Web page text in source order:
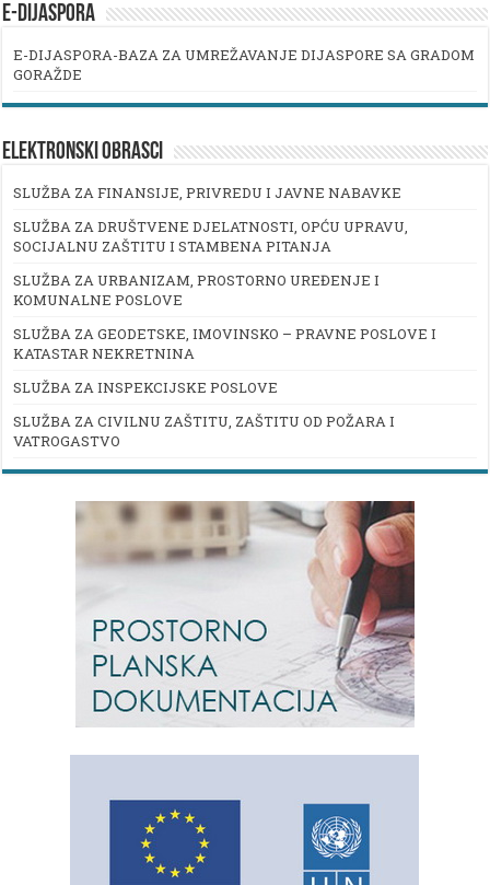
E-DIJASPORA
E-DIJASPORA-BAZA ZA UMREŽAVANJE DIJASPORE SA GRADOM
GORAŽDE
ELEKTRONSKI OBRASCI
SLUŽBA ZA FINANSIJE, PRIVREDU I JAVNE NABAVKE
SLUŽBA ZA DRUŠTVENE DJELATNOSTI, OPĆU UPRAVU,
SOCIJALNU ZAŠTITU I STAMBENA PITANJA
SLUŽBA ZA URBANIZAM, PROSTORNO UREĐENJE I
KOMUNALNE POSLOVE
SLUŽBA ZA GEODETSKE, IMOVINSKO – PRAVNE POSLOVE I
KATASTAR NEKRETNINA
SLUŽBA ZA INSPEKCIJSKE POSLOVE
SLUŽBA ZA CIVILNU ZAŠTITU, ZAŠTITU OD POŽARA I
VATROGASTVO